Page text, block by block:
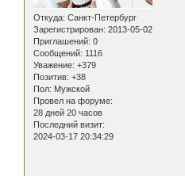
Откуда: Санкт-Петербург
Зарегистрирован: 2013-05-02
Приглашений: 0
Сообщений: 1116
Уважение: +379
Позитив: +38
Пол: Мужской
Провел на форуме:
28 дней 20 часов
Последний визит:
2024-03-17 20:34:29